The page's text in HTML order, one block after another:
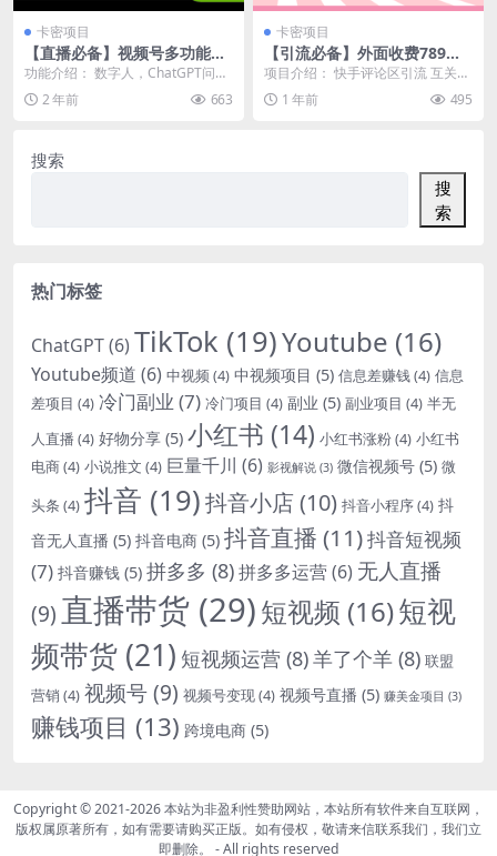
卡密项目
【直播必备】视频号多功能弹
幕助手，包含你想要的所有直
播功能【场控脚本+使用教
程】
功能介绍： 数字人，ChatGPT问
答，弹幕点歌，头像打印，Roll点互
动，电子...
2 年前 663
卡密项目
【引流必备】外面收费789的
快手引流助手，评论区粉丝列
表自动关注 【引流助手+使用
教程】
项目介绍： 快手评论区引流 互关回
粉流量 单机引流500+ 设备要求：
安卓手机...
1 年前 495
搜索
搜
索
热门标签
ChatGPT(6) TikTok (19)Youtube (16)
Youtube频道 (6) 中视频(4) 中视频项目 (5) 信息差赚钱(4) 信息
差项目 (4) 冷门副业 (7) 冷门项目 (4) 副业 (5) 副业项目 (4) 半无
人直播 (4) 好物分享 (5) 小红书 (14) 小红书涨粉(4) 小红书
电商(4) 小说推文 (4) 巨量千川 (6) 影视解说 (3) 微信视频号 (5) 微
头条 (4) 抖音 (19)抖音小店(10) 抖音小程序(4) 抖
音无人直播 (5) 抖音电商 (5) 抖音直播 (11)抖音短视频
(7) 抖音赚钱 (5) 拼多多 (8)拼多多运营(6) 无人直播
(9)直播带货 (29)短视频 (16)短视
频带货 (21) 短视频运营 (8)羊了个羊 (8) 联盟
营销 (4) 视频号(9) 视频号变现(4) 视频号直播 (5) 赚美金项目 (3)
赚钱项目 (13) 跨境电商 (5)
Copyright © 2021-2026本站为非盈利性赞助网站，本站所有软件来自互联网，
版权属原著所有，如有需要请购买正版。如有侵权，敬请来信联系我们，我们立
即删除。
- All rights reserved